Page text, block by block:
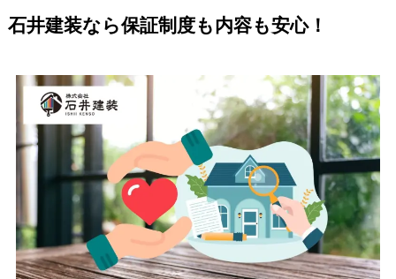
石井建装なら保証制度も内容も安心！